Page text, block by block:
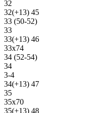
32
32(+13) 45
33 (50-52)
33
33(+13) 46
33х74
34 (52-54)
34
3-4
34(+13) 47
35
35х70
35(+13) 48